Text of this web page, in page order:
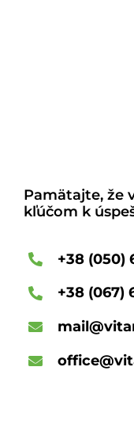
Pamätajte, že
kľúčom k
+38 (050)
+38 (067)